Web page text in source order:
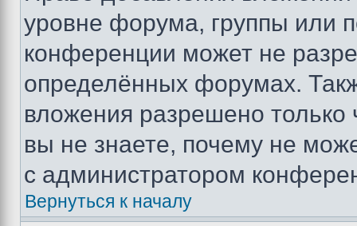
уровне форума, группы или
конференции может не
определённых форумах.
вложения разрешено
вы не знаете, почему не
с администратором
Вернуться к началу